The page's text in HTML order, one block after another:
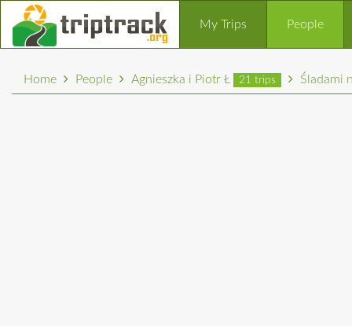
My Trips People
Home People Agnieszka i Piotr Ł 21 trips Śladami